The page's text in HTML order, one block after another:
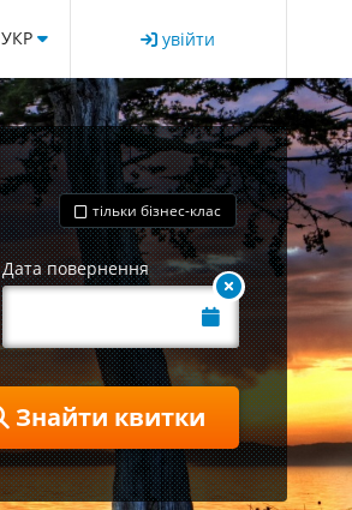
УКР увійти
тільки бізнес-клас
Дата повернення
Знайти квитки